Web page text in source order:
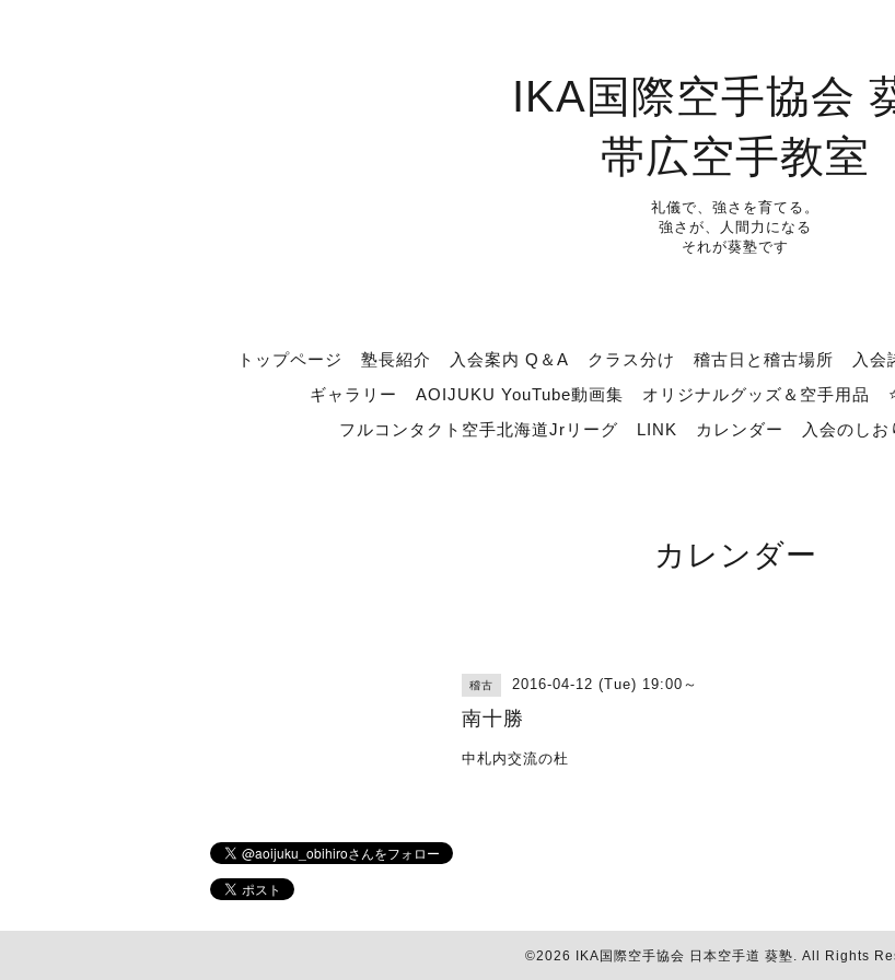
IKA国際空手協会
帯広空手教室
礼儀で、強さを育てる。
強さが、人間力になる
それが葵塾です
トップページ 塾長紹介 入会案内 Q＆A クラス分け 稽古日と稽古場所 入会
ギャラリー
AOIJUKU YouTube動画集 オリジナルグッズ＆空手用品
フルコンタクト空手北海道Jrリーグ
LINK カレンダー 入会のしお
カレンダー
稽古 2016-04-12 (Tue) 19:00～
南十勝
中札内交流の杜
©2026 IKA国際空手協会 日本空手道 葵塾. All Rights